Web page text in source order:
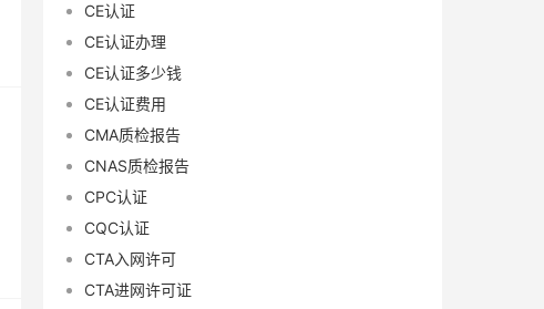
CE认证
CE认证办理
CE认证多少钱
CE认证费用
CMA质检报告
CNAS质检报告
CPC认证
CQC认证
CTA入网许可
CTA进网许可证